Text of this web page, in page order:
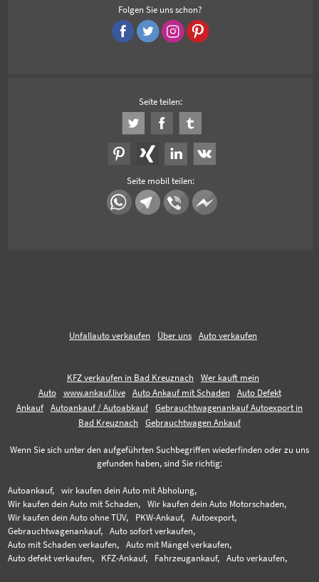
Folgen Sie uns schon?
Seite teilen:
Seite mobil teilen:
Unfallauto verkaufen Über uns Auto verkaufen
KFZ verkaufen in Bad Kreuznach
Wer kauft mein
Auto
www.ankauf.live Auto Ankauf mit Schaden
Auto Defekt
Ankauf
Autoankauf / Autoabkauf
Gebrauchtwagenankauf Autoexport in
Bad Kreuznach
Gebrauchtwagen Ankauf
Wenn Sie sich unter den aufgeführten Suchbegriffen wiederfinden oder zu uns
gefunden haben, sind Sie richtig:
Autoankauf,
wir kaufen dein Auto mit Abholung,
Wir kaufen dein Auto mit Schaden,
Wir kaufen dein Auto Motorschaden,
Wir kaufen dein Auto ohne TÜV,
PKW-Ankauf,
Autoexport,
Gebrauchtwagenankauf,
Auto sofort verkaufen,
Auto mit Schaden verkaufen,
Auto mit Mängel verkaufen,
Auto defekt verkaufen,
KFZ-Ankauf, Fahrzeugankauf, Auto verkaufen,